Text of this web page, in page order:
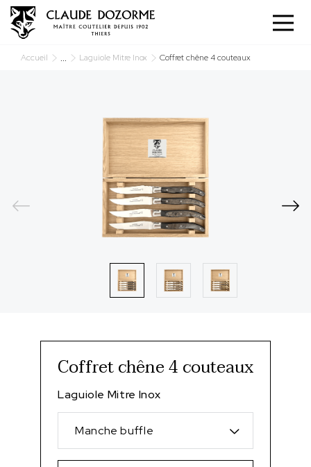
Accueil ... Laguiole Mitre Inox Coffret chêne 4 couteaux
Coffret chêne 4 couteaux
Laguiole Mitre Inox
Manche buffle
Panneau de gestion des cookies